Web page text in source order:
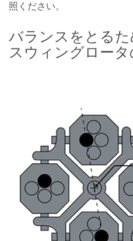
照ください。
バランスをとる
スウィングロータ